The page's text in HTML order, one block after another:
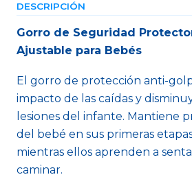
DESCRIPCIÓN
Gorro de Seguridad
Ajustable para Bebés
El gorro de protección anti-
impacto de las caídas y
lesiones del infante. Mantiene
del bebé en sus primeras
mientras ellos aprenden a
caminar.